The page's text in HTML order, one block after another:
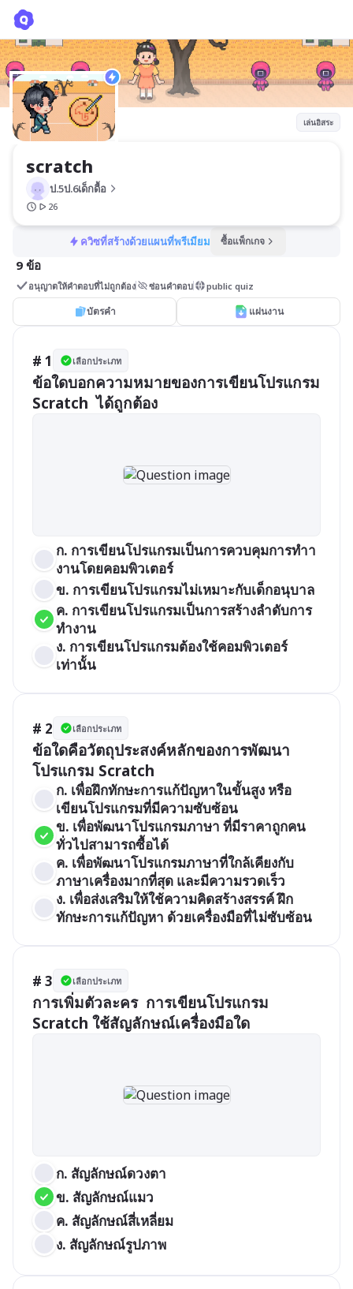
เล่นอิสระ
scratch
ป.5ป.6เด็กดื้อ
26
ควิซที่สร้างด้วยแผนที่พรีเมียม ซื้อแพ็กเกจ
9 ข้อ
อนุญาตให้คำตอบที่ไม่ถูกต้อง ซ่อนคำตอบ public quiz
บัตรคำ แผ่นงาน
# 1 เลือกประเภท
ข้อใดบอกความหมายของการเขียนโปรแกรม
Scratch  ได้ถูกต้อง
ก. การเขียนโปรแกรมเป็นการควบคุมการทำา
งานโดยคอมพิวเตอร์
ข. การเขียนโปรแกรมไม่เหมาะกับเด็กอนุบาล
ค. การเขียนโปรแกรมเป็นการสร้างลำดับการ
ทำงาน
ง. การเขียนโปรแกรมต้องใช้คอมพิวเตอร์
เท่านั้น
# 2 เลือกประเภท
ข้อใดคือวัตถุประสงค์หลักของการพัฒนา
โปรแกรม Scratch
ก. เพื่อฝึกทักษะการแก้ปัญหาในขั้นสูง หรือ
เขียนโปรแกรมที่มีความซับซ้อน
ข. เพื่อพัฒนาโปรแกรมภาษา ที่มีราคาถูกคน
ทั่วไปสามารถซื้อได้
ค. เพื่อพัฒนาโปรแกรมภาษาที่ใกล้เคียงกับ
ภาษาเครื่องมากที่สุด และมีความรวดเร็ว
ง. เพื่อส่งเสริมให้ใช้ความคิดสร้างสรรค์ ฝึก
ทักษะการแก้ปัญหา ด้วยเครื่องมือที่ไม่ซับซ้อน
# 3 เลือกประเภท
การเพิ่มตัวละคร  การเขียนโปรแกรม
Scratch ใช้สัญลักษณ์เครื่องมือใด
ก. สัญลักษณ์ดวงตา
ข. สัญลักษณ์แมว
ค. สัญลักษณ์สี่เหลี่ยม
ง. สัญลักษณ์รูปภาพ